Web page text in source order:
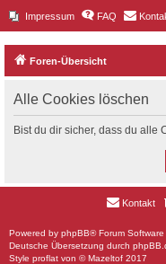
Impressum FAQ
Foren-Übersicht
Alle Cookies löschen
Bist du dir sicher, dass du alle
Kontakt
Powered by phpBB® Forum
Deutsche Übersetzung durch
Style proflat von ©Mazeltof 2017